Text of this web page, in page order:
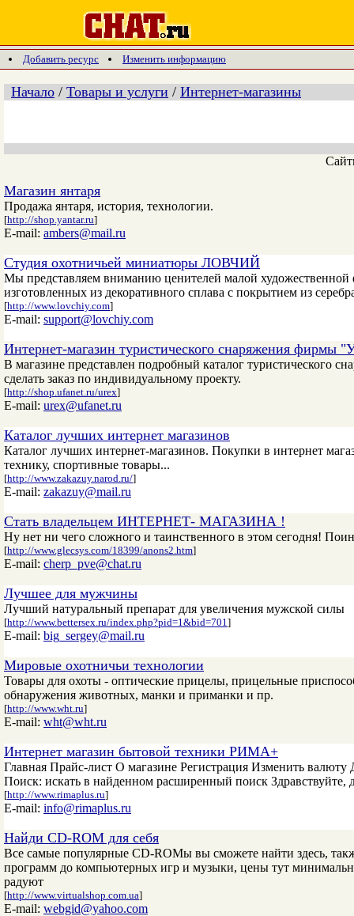
Добавить ресурс Изменить информацию
Начало / Товары и услуги / Интернет-магазины
Магазин янтаря
Продажа янтаря, история, технологии.
[http://shop.yantar.ru]
E-mail: ambers@mail.ru
Студия охотничьей миниатюры ЛОВЧИЙ
Мы представляем вниманию ценителей малой
изготовленных из декоративного сплава с покрытием из
[http://www.lovchiy.com]
E-mail: support@lovchiy.com
Интернет-магазин туристического снаряжения фирмы
В магазине представлен подробный каталог туристического
сделать заказ по индивидуальному проекту.
[http://shop.ufanet.ru/urex]
E-mail: urex@ufanet.ru
Каталог лучших интернет магазинов
Каталог лучших интернет-магазинов. Покупки в интернет
технику, спортивные товары...
[http://www.zakazuy.narod.ru/]
E-mail: zakazuy@mail.ru
Стать владельцем ИНТЕРНЕТ- МАГАЗИНА !
Ну нет ни чего сложного и таинственного в этом сегодня!
[http://www.glecsys.com/18399/anons2.htm]
E-mail: cherp_pve@chat.ru
Лучшее для мужчины
Лучший натуральный препарат для увеличения мужской силы
[http://www.bettersex.ru/index.php?pid=1&bid=701]
E-mail: big_sergey@mail.ru
Мировые охотничьи технологии
Товары для охоты - оптические прицелы, прицельные
обнаружения животных, манки и приманки и пр.
[http://www.wht.ru]
E-mail: wht@wht.ru
Интернет магазин бытовой техники РИМА+
Главная Прайс-лист О магазине Регистрация Изменить
Поиск: искать в найденном расширенный поиск Здравствуйте,
[http://www.rimaplus.ru]
E-mail: info@rimaplus.ru
Найди CD-ROM для себя
Bce самые популярные CD-ROMы вы сможете найти здесь,
программ до компьютерных игр и музыки, цены тут
радуют
[http://www.virtualshop.com.ua]
E-mail: webgid@yahoo.com